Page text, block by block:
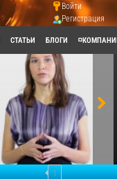
Войти
Регистрация
СТАТЬИ БЛОГИ
1